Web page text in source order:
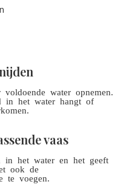
water opnemen.
in het water hangt of
vaas
in het water en het geeft
ook de
te voegen.